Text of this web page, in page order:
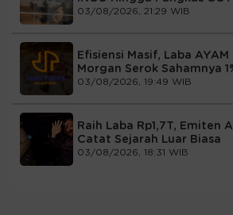
03/08/2026, 21:29 WIB
Efisiensi Masif, Laba AYAM
Morgan Serok Sahamnya
03/08/2026, 19:49 WIB
Raih Laba Rp1,7T, Emiten
Catat Sejarah Luar Biasa
03/08/2026, 18:31 WIB